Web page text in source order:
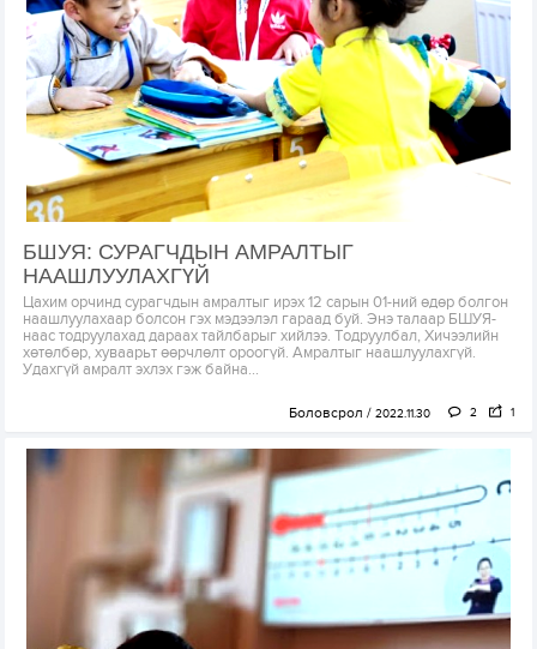
БШУЯ: СУРАГЧДЫН АМРАЛТЫГ
НААШЛУУЛАХГҮЙ
Цахим орчинд сурагчдын амралтыг ирэх 12 сарын 01-ний өдөр болгон
наашлуулахаар болсон гэх мэдээлэл гараад буй. Энэ талаар БШУЯ-
наас тодруулахад дараах тайлбарыг хийлээ. Тодруулбал, Хичээлийн
хөтөлбөр, хуваарьт өөрчлөлт ороогүй. Амралтыг наашлуулахгүй.
Удахгүй амралт эхлэх гэж байна...
Боловсрол 2022.11.30 2 1